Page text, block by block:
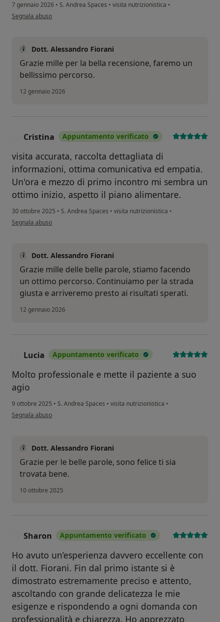
7 gennaio 2026 • S. Andrea Spaces • visita nutrizionistica •
secondo l'opinione dell'utente DC
Segnala abuso
Dott. Alessandro Fiorani
Grazie mille per la bella recensione, faremo un
bellissimo percorso.
12 gennaio 2026
Cristina Appuntamento verificato
visita accurata, raccolta dettagliata di
informazioni, ottima comunicativa ed empatia.
Un'ora e mezzo di primo incontro mi sembra un
ottimo inizio, aspetto il piano alimentare.
30 ottobre 2025 • S. Andrea Spaces • visita nutrizionistica •
secondo l'opinione dell'utente Cristina
Segnala abuso
Dott. Alessandro Fiorani
Grazie mille delle belle parole, stiamo facendo
un ottimo percorso. Continuiamo per la strada
giusta e arriveremo presto ai risultati sperati.
12 gennaio 2026
Lucia Appuntamento verificato
Molto professionale e mette il paziente a suo
agio
9 ottobre 2025 • S. Andrea Spaces • visita nutrizionistica •
secondo l'opinione dell'utente Lucia
Segnala abuso
Dott. Alessandro Fiorani
Grazie per le belle parole, sono felice ti sia
trovata bene.
10 ottobre 2025
Sharon Appuntamento verificato
Ho avuto un’esperienza davvero eccellente con
il dott. Fiorani. Fin dal primo istante si è
dimostrato estremamente preciso e attento,
ascoltando con grande delicatezza le mie
esigenze e rispondendo a ogni domanda con
professionalità e chiarezza. Ho apprezzato